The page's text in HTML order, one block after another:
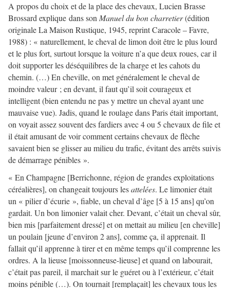
A propos du choix et de la place des chevaux, Lucien Brasse
Brossard explique dans son Manuel du bon charretier(édition
originale La Maison Rustique, 1945, reprint Caracole – Favre,
1988) : « naturellement, le cheval de limon doit être le plus lourd
et le plus fort, surtout lorsque la voiture n’a que deux roues, car il
doit supporter les déséquilibres de la charge et les cahots du
chemin. (…) En cheville, on met généralement le cheval de
moindre valeur ; en devant, il faut qu’il soit courageux et
intelligent (bien entendu ne pas y mettre un cheval ayant une
mauvaise vue). Jadis, quand le roulage dans Paris était important,
on voyait assez souvent des fardiers avec 4 ou 5 chevaux de file et
il était amusant de voir comment certains chevaux de flèche
savaient bien se glisser au milieu du trafic, évitant des arrêts suivis
de démarrage pénibles ».
« En Champagne [Berrichonne, région de grandes exploitations
céréalières], on changeait toujours lesattelées. Le limonier était
un « pilier d’écurie », fiable, un cheval d’âge [5 à 15 ans] qu’on
gardait. Un bon limonier valait cher. Devant, c’était un cheval sûr,
bien mis [parfaitement dressé] et on mettait au milieu [en cheville]
un poulain [jeune d’environ 2 ans], comme ça, il apprenait. Il
fallait qu’il apprenne à tirer et en même temps qu’il comprenne les
ordres. A la lieuse [moissonneuse-lieuse] et quand on labourait,
c’était pas pareil, il marchait sur le guéret ou à l’extérieur, c’était
moins pénible (…). On tournait [remplaçait] les chevaux tous les